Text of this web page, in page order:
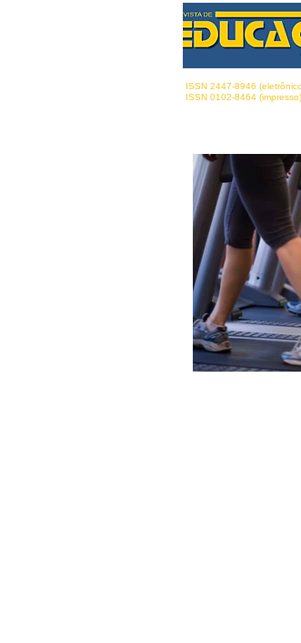
ISSN 2447-8946
ISSN 0102-8464 (impresso)